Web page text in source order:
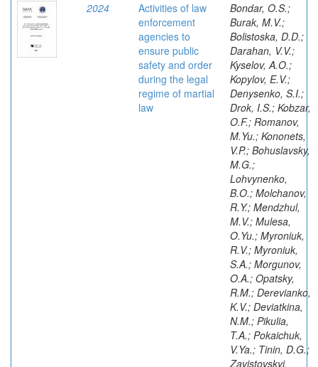
2024
Activities of law
enforcement
agencies to
ensure public
safety and order
during the legal
regime of martial
law
Bondar, O.S.;
Burak, M.V.;
Bolistoska, D.D.;
Darahan, V.V.;
Kyselov, A.O.;
Kopylov, E.V.;
Denysenko, S.I.;
Drok, I.S.; Kobzar,
O.F.; Romanov,
M.Yu.; Kononets,
V.P.; Bohuslavsky,
M.G.;
Lohvynenko,
B.O.; Molchanov,
R.Y.; Mendzhul,
M.V.; Mulesa,
O.Yu.; Myroniuk,
R.V.; Myroniuk,
S.A.; Morgunov,
O.A.; Opatsky,
R.M.; Derevianko,
K.V.; Deviatkina,
N.M.; Pikulia,
T.A.; Pokaichuk,
V.Ya.; Tinin, D.G.;
Zavistovskyi,